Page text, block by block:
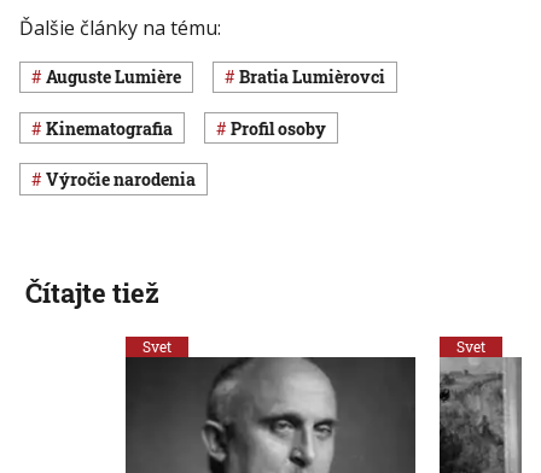
Ďalšie články na tému:
Auguste Lumière bratia Lumièrovci
kinematografia profil osoby
výročie narodenia
Čítajte tiež
Svet Svet